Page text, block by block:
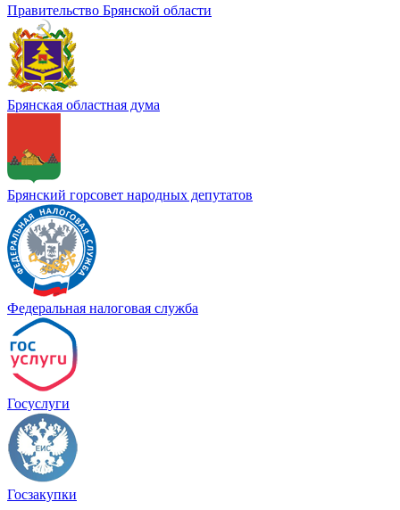
Правительство Брянской области
Брянская областная дума
Брянский горсовет народных депутатов
Федеральная налоговая служба
Госуслуги
Госзакупки